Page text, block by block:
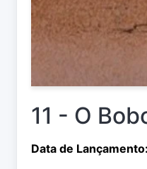
11 - O
Data de